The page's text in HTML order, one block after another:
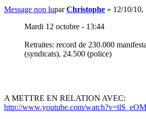
Message non luparChristophe » 12/10/10,
Mardi 12 octobre - 13:44
Retraites: record de 230.000
(syndicats), 24.500 (police)
A METTRE EN RELATION AVEC:
http://www.youtube.com/